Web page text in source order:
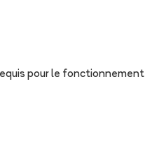
pour le fonctionnement